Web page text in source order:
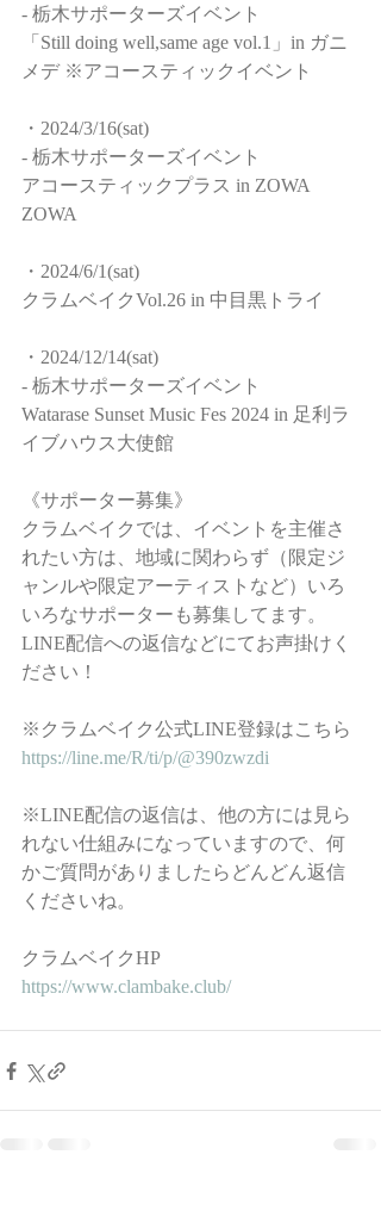
- 栃木サポーターズイベント
「Still doing well,same age vol.1」in ガニ
メデ ※アコースティックイベント
・2024/3/16(sat)
- 栃木サポーターズイベント
アコースティックプラス in ZOWA
ZOWA
・2024/6/1(sat)
クラムベイクVol.26 in 中目黒トライ
・2024/12/14(sat)
- 栃木サポーターズイベント
Watarase Sunset Music Fes 2024 in 足利ラ
イブハウス大使館
《サポーター募集》
クラムベイクでは、イベントを主催さ
れたい方は、地域に関わらず（限定ジ
ャンルや限定アーティストなど）いろ
いろなサポーターも募集してます。
LINE配信への返信などにてお声掛けく
ださい！
※クラムベイク公式LINE登録はこちら
https://line.me/R/ti/p/@390zwzdi
※LINE配信の返信は、他の方には見ら
れない仕組みになっていますので、何
かご質問がありましたらどんどん返信
くださいね。
クラムベイクHP
https://www.clambake.club/